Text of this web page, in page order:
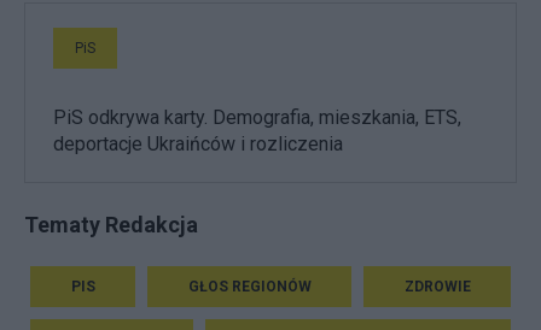
PiS
PiS odkrywa karty. Demografia, mieszkania, ETS,
deportacje Ukraińców i rozliczenia
Tematy Redakcja
PIS GŁOS REGIONÓW ZDROWIE